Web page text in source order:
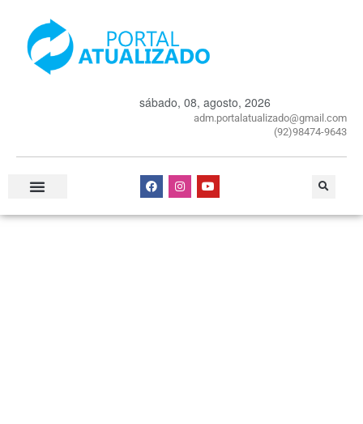
sábado, 08, agosto, 2026
adm.portalatualizado@gmail.com
(92)98474-9643